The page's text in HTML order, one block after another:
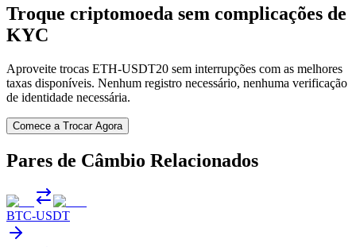
Troque criptomoeda sem complicações de
KYC
Aproveite trocas ETH-USDT20 sem interrupções com as melhores
taxas disponíveis. Nenhum registro necessário, nenhuma verificação
de identidade necessária.
Comece a Trocar Agora
Pares de Câmbio Relacionados
BTC-USDT